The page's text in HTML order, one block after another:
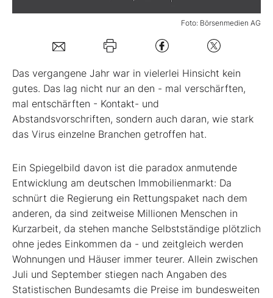
Kontakt
Foto: Börsenmedien AG
Das vergangene Jahr war in vielerlei Hinsicht kein
gutes. Das lag nicht nur an den - mal verschärften,
mal entschärften - Kontakt- und
Abstandsvorschriften, sondern auch daran, wie stark
das Virus einzelne Branchen getroffen hat.
Ein Spiegelbild davon ist die paradox anmutende
Entwicklung am deutschen Immobilienmarkt: Da
schnürt die Regierung ein Rettungspaket nach dem
anderen, da sind zeitweise Millionen Menschen in
Kurzarbeit, da stehen manche Selbstständige plötzlich
ohne jedes Einkommen da - und zeitgleich werden
Wohnungen und Häuser immer teurer. Allein zwischen
Juli und September stiegen nach Angaben des
Statistischen Bundesamts die Preise im bundesweiten